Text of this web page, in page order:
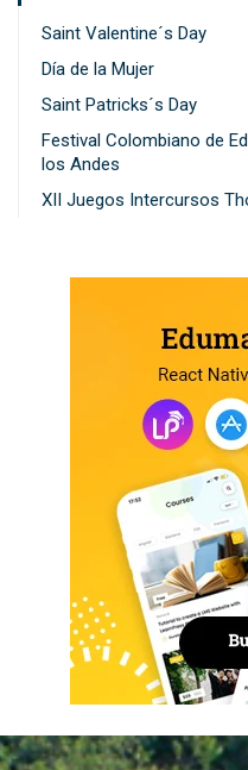
Saint Valentine´s Day
Día de la Mujer
Saint Patricks´s Day
Festival Colombiano de
los Andes
XII Juegos Intercursos